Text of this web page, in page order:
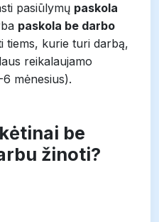
pasiūlymų paskola
paskola be darbo
tiems, kurie turi darbą,
reikalaujamo
mėnesius).
be
žinoti?